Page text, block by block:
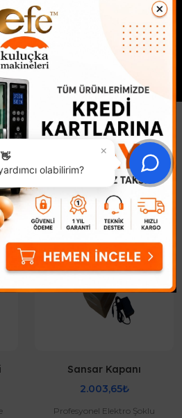
Sansar Kapanı
2.003,65₺
Profesyonel Elektro Şoklu
×
olabilirim?